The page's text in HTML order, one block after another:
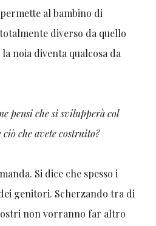
al bambino di
diverso da quello
noia diventa qualcosa da
pensi che si svilupperà col
che avete costruito?
Si dice che spesso i
genitori. Scherzando tra di
non vorranno far altro